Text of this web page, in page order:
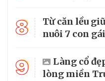
8
Từ căn lều
nuôi 7 con
9
Làng cổ
lòng miền